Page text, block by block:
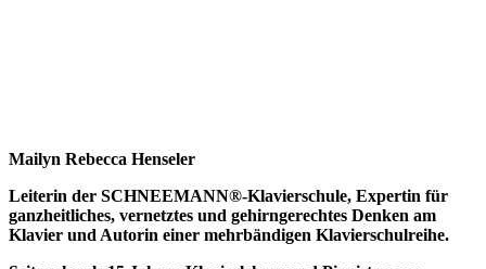
Mailyn Rebecca Henseler
Leiterin der SCHNEEMANN®-Klavierschule, Expertin für
ganzheitliches, vernetztes und gehirngerechtes Denken am
Klavier und Autorin einer mehrbändigen Klavierschulreihe.